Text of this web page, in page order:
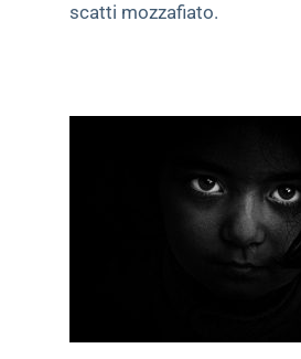
scatti mozzafiato.